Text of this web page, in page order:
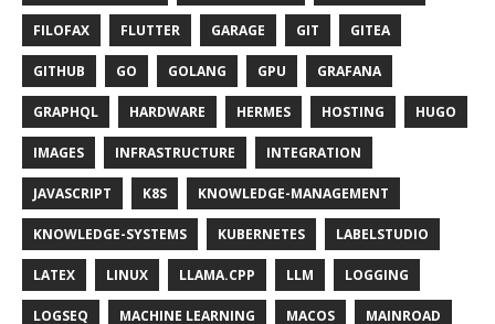
FILOFAX FLUTTER GARAGE GIT GITEA
GITHUB GO GOLANG GPU GRAFANA
GRAPHQL HARDWARE HERMES HOSTING HUGO
IMAGES INFRASTRUCTURE INTEGRATION
JAVASCRIPT K8S KNOWLEDGE-MANAGEMENT
KNOWLEDGE-SYSTEMS KUBERNETES LABELSTUDIO
LATEX LINUX LLAMA.CPP LLM LOGGING
LOGSEQ MACHINE LEARNING MACOS MAINROAD